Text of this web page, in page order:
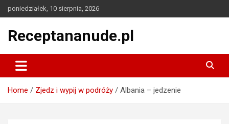
to
poniedziałek, 10 sierpnia, 2026
Receptananude.pl
Home Zjedz i wypij w podróży Albania – jedzenie